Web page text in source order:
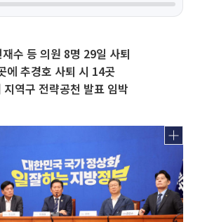
재수 등 의원 8명 29일 사퇴
에 추경호 사퇴 시 14곳
역구 전략공천 발표 임박